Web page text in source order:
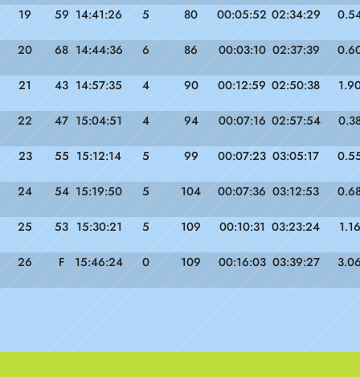
19 59 14:41:26 5 80 00:05:52 02:34:29
20 68 14:44:36 6 86 00:03:10 02:37:39
21 43 14:57:35 4 90 00:12:59 02:50:38
22 47 15:04:51 4 94 00:07:16 02:57:54
23 55 15:12:14 5 99 00:07:23 03:05:17
24 54 15:19:50 5 104 00:07:36 03:12:53
25 53 15:30:21 5 109 00:10:31 03:23:24 1.16
26 F 15:46:24 0 109 00:16:03 03:39:27